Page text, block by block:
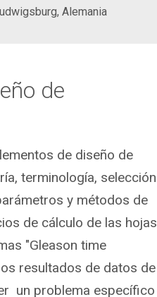
Alemania
de
de diseño de
terminología, selección
y métodos de
de cálculo de las hojas
"Gleason time
resultados de datos de
un problema específico